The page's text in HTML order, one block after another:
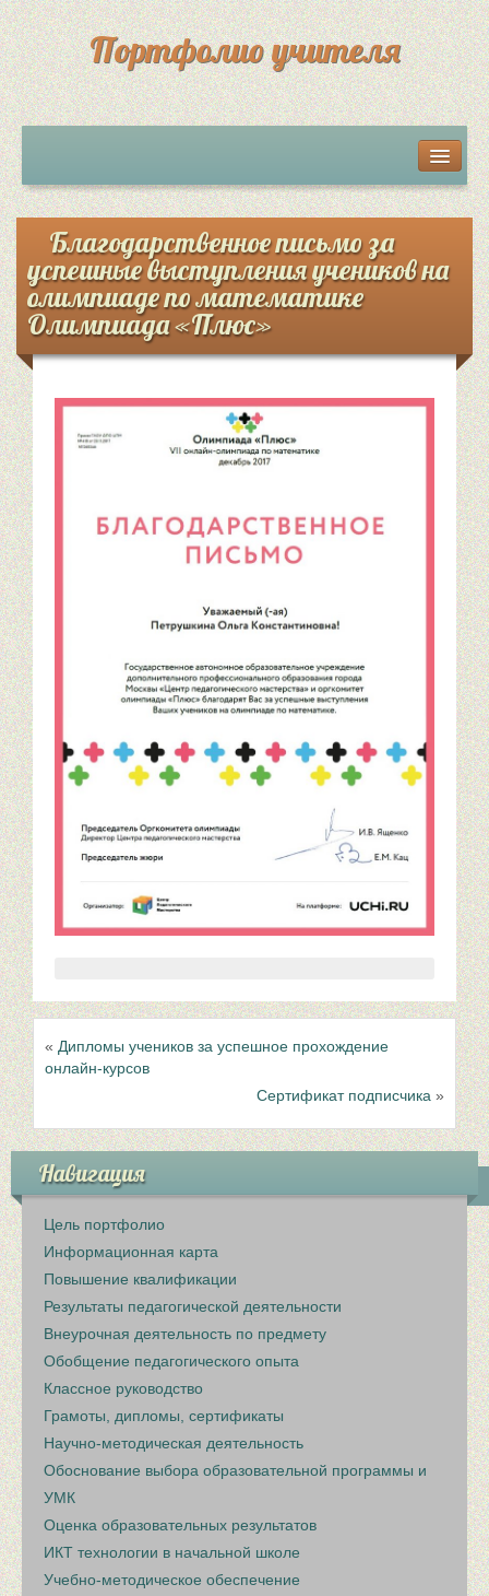
Портфолио учителя
Грамоты, дипломы, сертификаты
Достижения учеников
Обратная связь
Благодарственное письмо за
успешные выступления учеников на
олимпиаде по математике
Олимпиада «Плюс»
« Дипломы учеников за успешное прохождение
онлайн-курсов
Сертификат подписчика »
Навигация
Цель портфолио
Информационная карта
Повышение квалификации
Результаты педагогической деятельности
Внеурочная деятельность по предмету
Обобщение педагогического опыта
Классное руководство
Грамоты, дипломы, сертификаты
Научно-методическая деятельность
Обоснование выбора образовательной программы и
УМК
Оценка образовательных результатов
ИКТ технологии в начальной школе
Учебно-методическое обеспечение